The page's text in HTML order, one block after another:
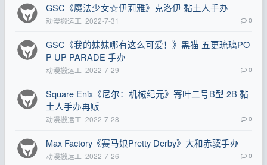
GSC《魔法少女☆伊莉雅》克洛伊 黏土人手办
动漫搬运工 2022-7-31 0
GSC《我的妹妹哪有这么可爱！》黑猫 五更琉璃PO
P UP PARADE 手办
动漫搬运工 2022-7-29 0
Square Enix《尼尔：机械纪元》寄叶二号B型 2B 黏
土人手办再贩
动漫搬运工 2022-7-28 0
Max Factory《赛马娘Pretty Derby》大和赤骥手办
动漫搬运工 2022-7-26 0